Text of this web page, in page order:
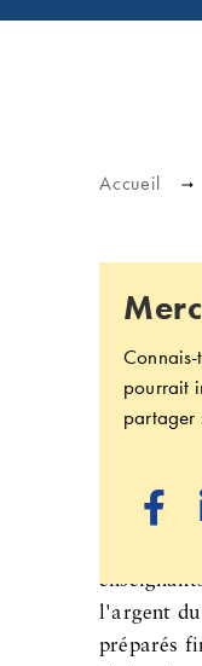
Accueil
Les défis
Pendant
est
recevoir
parfois
Puis,
le mois
parents
l'argent du
préparés
pourrait
partager
